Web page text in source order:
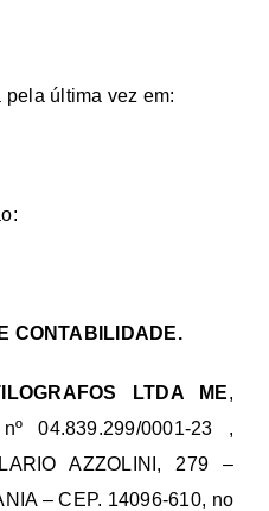
última vez em:
CONTABILIDADE.
LTDA ME,
04.839.299/0001-23 ,
AZZOLINI, 279 –
– CEP. 14096-610, no